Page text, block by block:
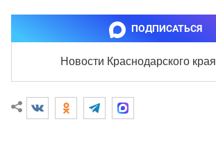
ПОДПИСАТЬСЯ
Новости Краснодарского края